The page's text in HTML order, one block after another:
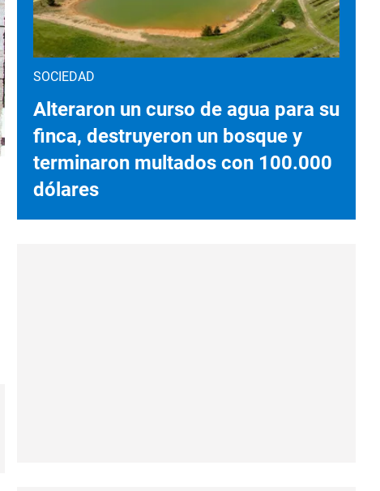
SOCIEDAD
Alteraron un curso de agua para su
finca, destruyeron un bosque y
terminaron multados con 100.000
dólares